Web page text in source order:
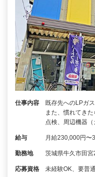
仕事内容
既存先へのLPガ
また、慣れてき
点検、周辺機器
給与 月給230,000円〜
勤務地 茨城県牛久市田
応募資格 未経験OK、要普